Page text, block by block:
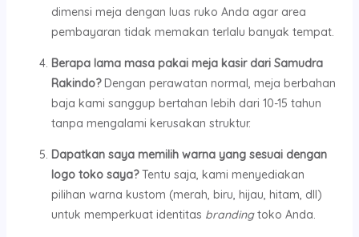
dimensi meja dengan luas ruko Anda agar area
pembayaran tidak memakan terlalu banyak tempat.
Berapa lama masa pakai meja kasir dari Samudra
Rakindo?Dengan perawatan normal, meja berbahan
baja kami sanggup bertahan lebih dari 10-15 tahun
tanpa mengalami kerusakan struktur.
Dapatkan saya memilih warna yang sesuai dengan
logo toko saya?Tentu saja, kami menyediakan
pilihan warna kustom (merah, biru, hijau, hitam, dll)
untuk memperkuat identitas brandingtoko Anda.